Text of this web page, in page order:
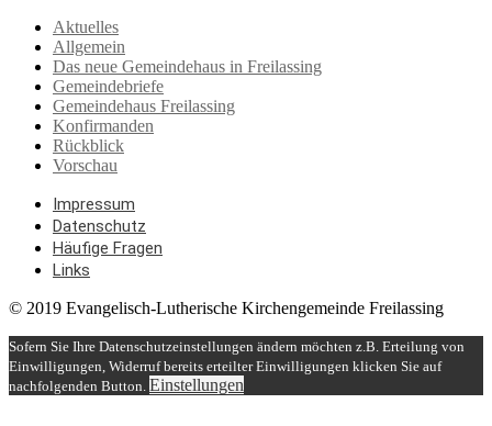
Aktuelles
Allgemein
Das neue Gemeindehaus in Freilassing
Gemeindebriefe
Gemeindehaus Freilassing
Konfirmanden
Rückblick
Vorschau
Impressum
Datenschutz
Häufige Fragen
Links
© 2019 Evangelisch-Lutherische Kirchengemeinde Freilassing
Sofern Sie Ihre Datenschutzeinstellungen ändern möchten z.B. Erteilung von
Einwilligungen, Widerruf bereits erteilter Einwilligungen klicken Sie auf
nachfolgenden Button. Einstellungen